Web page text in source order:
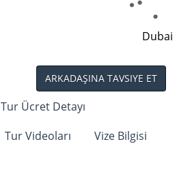
Dubai
ARKADAŞINA TAVSIYE ET
Tur Ücret Detayı
Tur Videoları
Vize Bilgisi